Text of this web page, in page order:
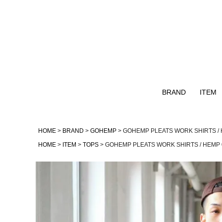
BRAND
GOHEMP
NATAL DESIGN
ITEM
OUTER
HOME BRAND GOHEMP
GOHEMP PLEATS WORK SHIRTS
HOME
ITEM TOPS GOHEMP PLEATS WORK SHIRTS /